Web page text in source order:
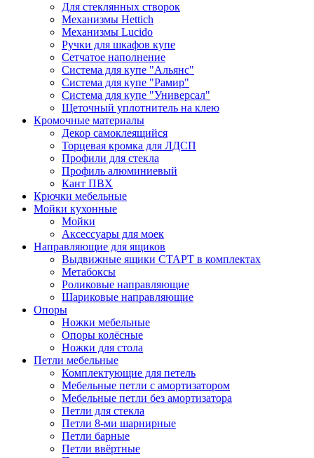
Для стеклянных створок
Механизмы Hettich
Механизмы Lucido
Ручки для шкафов купе
Сетчатое наполнение
Система для купе "Альянс"
Система для купе "Рамир"
Система для купе "Универсал"
Щеточный уплотнитель на клею
Кромочные материалы
Декор самоклеящийся
Торцевая кромка для ЛДСП
Профили для стекла
Профиль алюминиевый
Кант ПВХ
Крючки мебельные
Мойки кухонные
Мойки
Аксессуары для моек
Направляющие для ящиков
Выдвижные ящики СТАРТ в комплектах
Метабоксы
Роликовые направляющие
Шариковые направляющие
Опоры
Ножки мебельные
Опоры колёсные
Ножки для стола
Петли мебельные
Комплектующие для петель
Мебельные петли с амортизатором
Мебельные петли без амортизатора
Петли для стекла
Петли 8-ми шарнирные
Петли барные
Петли ввёртные